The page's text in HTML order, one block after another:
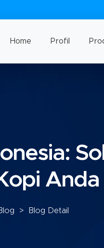
Home Profil
Anda
> Blog Detail